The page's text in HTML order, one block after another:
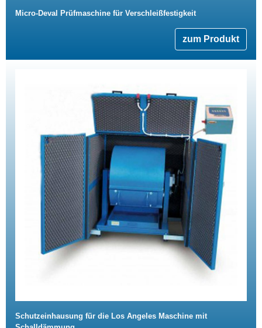
Micro-Deval Prüfmaschine für Verschleißfestigkeit
zum Produkt
Schutzeinhausung für die Los Angeles Maschine mit